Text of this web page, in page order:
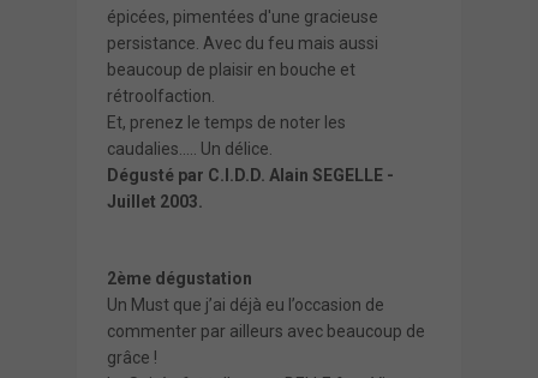
épicées, pimentées d'une gracieuse
persistance. Avec du feu mais aussi
beaucoup de plaisir en bouche et
rétroolfaction.
Et, prenez le temps de noter les
caudalies..... Un délice.
Dégusté par C.I.D.D. Alain SEGELLE -
Juillet 2003.
2ème dégustation
Un Must que j’ai déjà eu l’occasion de
commenter par ailleurs avec beaucoup de
grâce !